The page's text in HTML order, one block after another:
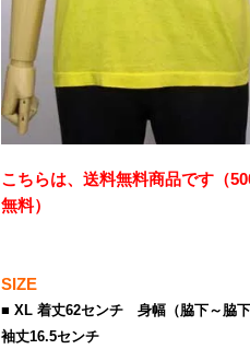
こちらは、送料無料商品です（
無料）
SIZE
■ XL 着丈62センチ 身幅（脇下～
袖丈16.5センチ